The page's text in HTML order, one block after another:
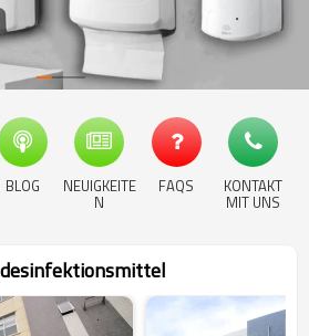
BLOG NEUIGKEITE
N
FAQS KONTAKT
MIT UNS